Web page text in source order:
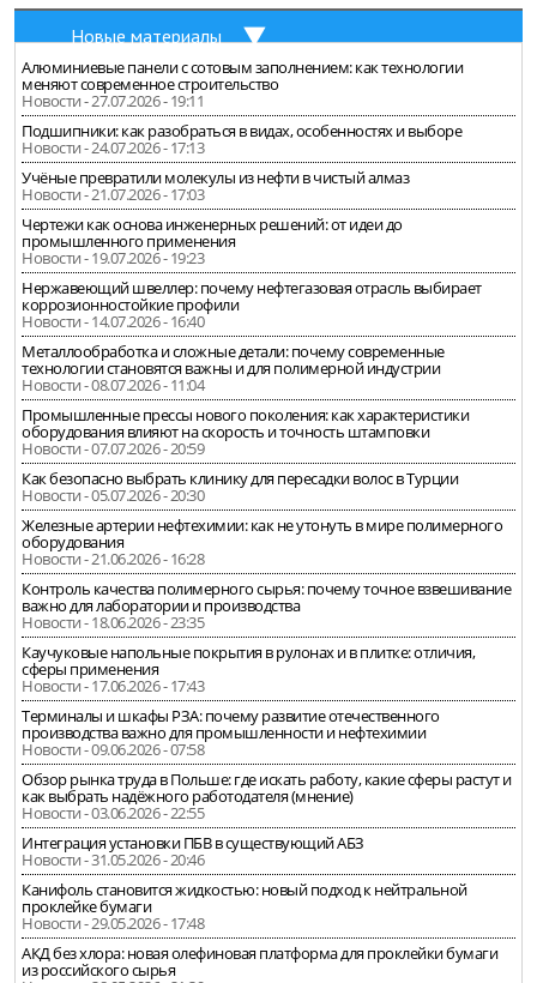
Новые материалы
Алюминиевые панели с сотовым заполнением: как технологии
меняют современное строительство
Новости - 27.07.2026 - 19:11
Подшипники: как разобраться в видах, особенностях и выборе
Новости - 24.07.2026 - 17:13
Учёные превратили молекулы из нефти в чистый алмаз
Новости - 21.07.2026 - 17:03
Чертежи как основа инженерных решений: от идеи до
промышленного применения
Новости - 19.07.2026 - 19:23
Нержавеющий швеллер: почему нефтегазовая отрасль выбирает
коррозионностойкие профили
Новости - 14.07.2026 - 16:40
Металлообработка и сложные детали: почему современные
технологии становятся важны и для полимерной индустрии
Новости - 08.07.2026 - 11:04
Промышленные прессы нового поколения: как характеристики
оборудования влияют на скорость и точность штамповки
Новости - 07.07.2026 - 20:59
Как безопасно выбрать клинику для пересадки волос в Турции
Новости - 05.07.2026 - 20:30
Железные артерии нефтехимии: как не утонуть в мире полимерного
оборудования
Новости - 21.06.2026 - 16:28
Контроль качества полимерного сырья: почему точное взвешивание
важно для лаборатории и производства
Новости - 18.06.2026 - 23:35
Каучуковые напольные покрытия в рулонах и в плитке: отличия,
сферы применения
Новости - 17.06.2026 - 17:43
Терминалы и шкафы РЗА: почему развитие отечественного
производства важно для промышленности и нефтехимии
Новости - 09.06.2026 - 07:58
Обзор рынка труда в Польше: где искать работу, какие сферы растут и
как выбрать надёжного работодателя (мнение)
Новости - 03.06.2026 - 22:55
Интеграция установки ПБВ в существующий АБЗ
Новости - 31.05.2026 - 20:46
Канифоль становится жидкостью: новый подход к нейтральной
проклейке бумаги
Новости - 29.05.2026 - 17:48
АКД без хлора: новая олефиновая платформа для проклейки бумаги
из российского сырья